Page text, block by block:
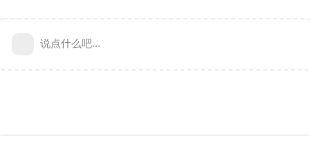
说点什么吧...